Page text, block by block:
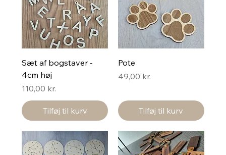
Sæt af bogstaver -
4cm høj
Pris
110,00 kr.
Tilføj til kurv
Pote
Pris
49,00 kr.
Tilføj til kurv